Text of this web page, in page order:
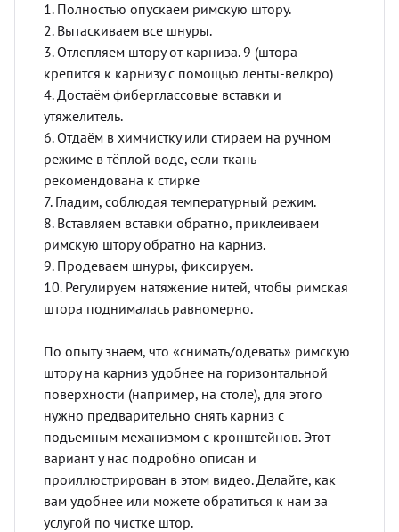
1. Полностью опускаем римскую штору.
2. Вытаскиваем все шнуры.
3. Отлепляем штору от карниза. 9 (штора
крепится к карнизу с помощью ленты-велкро)
4. Достаём фиберглассовые вставки и
утяжелитель.
6. Отдаём в химчистку или стираем на ручном
режиме в тёплой воде, если ткань
рекомендована к стирке
7. Гладим, соблюдая температурный режим.
8. Вставляем вставки обратно, приклеиваем
римскую штору обратно на карниз.
9. Продеваем шнуры, фиксируем.
10. Регулируем натяжение нитей, чтобы римская
штора поднималась равномерно.
По опыту знаем, что «снимать/одевать» римскую
штору на карниз удобнее на горизонтальной
поверхности (например, на столе), для этого
нужно предварительно снять карниз с
подъемным механизмом с кронштейнов. Этот
вариант у нас подробно описан и
проиллюстрирован в этом видео. Делайте, как
вам удобнее или можете обратиться к нам за
услугой по чистке штор.